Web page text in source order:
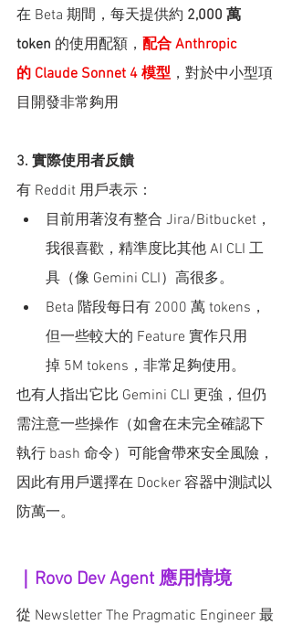
在 Beta 期間，每天提供約 2,000 萬
token 的使用配額， 配合 Anthropic
的 Claude Sonnet 4 模型 ，對於中小型項
目開發非常夠用
3. 實際使用者反饋
有 Reddit 用戶表示：
目前用著沒有整合 Jira/Bitbucket，
我很喜歡，精準度比其他 AI CLI 工
具（像 Gemini CLI）高很多。
Beta 階段每日有 2000 萬 tokens，
但一些較大的 Feature 實作只用
掉 5M tokens，非常足夠使用。
也有人指出它比 Gemini CLI 更強，但仍
需注意一些操作（如會在未完全確認下
執行 bash 命令）可能會帶來安全風險，
因此有用戶選擇在 Docker 容器中測試以
防萬一。
｜Rovo Dev Agent 應用情境
從 Newsletter The Pragmatic Engineer 最